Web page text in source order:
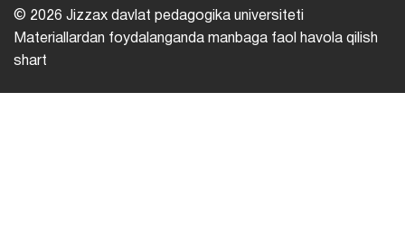
© 2026 Jizzax davlat pedagogika universiteti
Materiallardan foydalanganda manbaga faol havola qilish
shart